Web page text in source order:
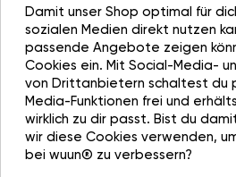
Damit unser Shop optimal für
sozialen Medien direkt nutzen
passende Angebote zeigen
Cookies ein. Mit Social-Media-
von Drittanbietern schaltest du
Media-Funktionen frei und
wirklich zu dir passt. Bist du
wir diese Cookies verwenden,
bei wuun® zu verbessern?